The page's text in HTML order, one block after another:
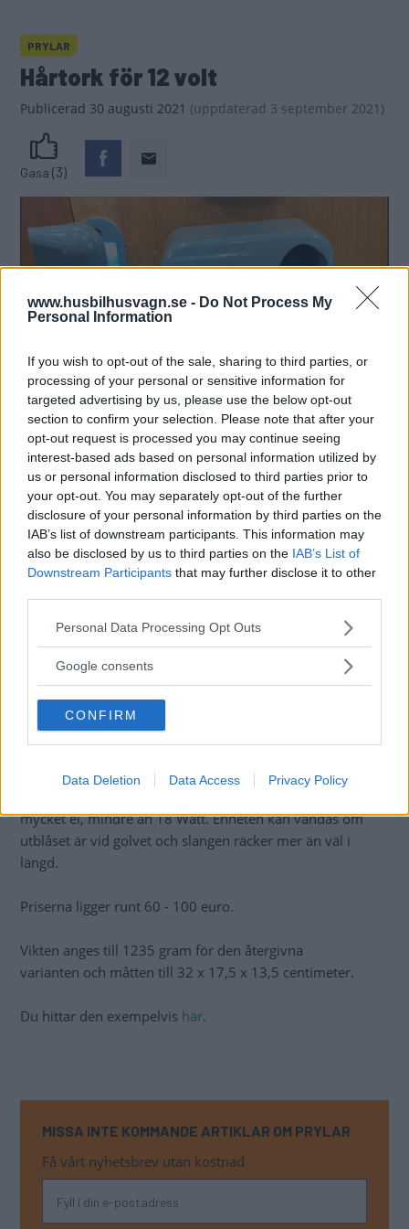
www.husbilhusvagn.se - Do Not Process My
Personal Information
If you wish to opt-out of the sale, sharing to third parties, or
processing of your personal or sensitive information for
targeted advertising by us, please use the below opt-out
section to confirm your selection. Please note that after your
opt-out request is processed you may continue seeing
interest-based ads based on personal information utilized by
us or personal information disclosed to third parties prior to
your opt-out. You may separately opt-out of the further
disclosure of your personal information by third parties on the
IAB’s list of downstream participants. This information may
also be disclosed by us to third parties on the IAB’s List of
Downstream Participants that may further disclose it to other
Please note that this website/app uses one or more Google
not limited to your visit or usage behaviour. You may click to
use your data for below specified purposes in below Google
consent section.
Personal Data Processing Opt Outs
Google consents
CONFIRM
Data Deletion Data Access Privacy Policy
PRYLAR
Hårtork för 12 volt
Publicerad 30 augusti 2021 (uppdaterad 3 september 2021)
Gasa (3)
Vill du torka håret även när du inte har tillgång till 220
volt har IXOO en smidig version som är speciellt
avpassad för husvagnar och husbilar.
Text
Pelle Kjörling
Fotograf
På mässan Caravan Salon passade IXOO på att visa upp
sin 12-voltsdrivna vägghängda hårtotrk. Den sätts fast i ett
Webasto. Värme tas dels från utblåset och sedan tillförs
mycket el, mindre än 18 Watt. Enheten kan vändas om
utblåset är vid golvet och slangen räcker mer än väl i
längd.
Priserna ligger runt 60 - 100 euro.
Vikten anges till 1235 gram för den återgivna
varianten och måtten till 32 x 17,5 x 13,5 centimeter.
Du hittar den exempelvis här.
MISSA INTE KOMMANDE ARTIKLAR OM PRYLAR
Få vårt nyhetsbrev utan kostnad